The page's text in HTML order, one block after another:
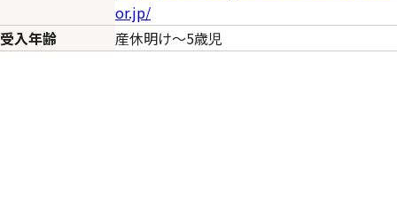
or.jp/
受入年齢
産休明け～5歳児